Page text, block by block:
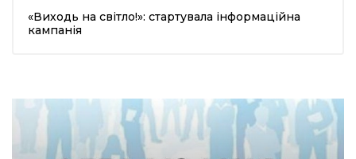
Героям!
«Виходь на світло!»: стартувала інформаційна
кампанія